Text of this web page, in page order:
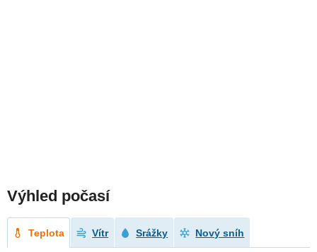
Výhled počasí
Teplota Vítr Srážky Nový sníh